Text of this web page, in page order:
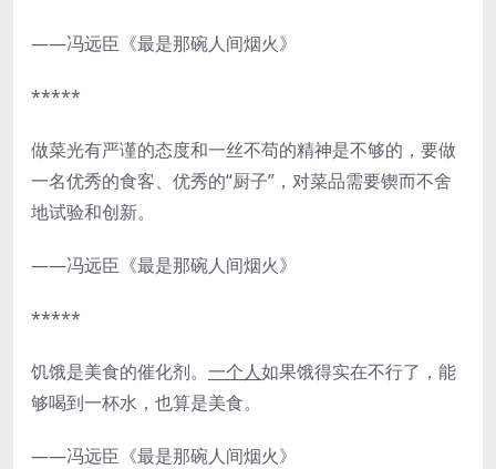
——冯远臣《最是那碗人间烟火》
*****
做菜光有严谨的态度和一丝不苟的精神是不够的，要做
一名优秀的食客、优秀的“厨子”，对菜品需要锲而不舍
地试验和创新。
——冯远臣《最是那碗人间烟火》
*****
饥饿是美食的催化剂。 一个人如果饿得实在不行了，能
够喝到一杯水，也算是美食。
——冯远臣《最是那碗人间烟火》